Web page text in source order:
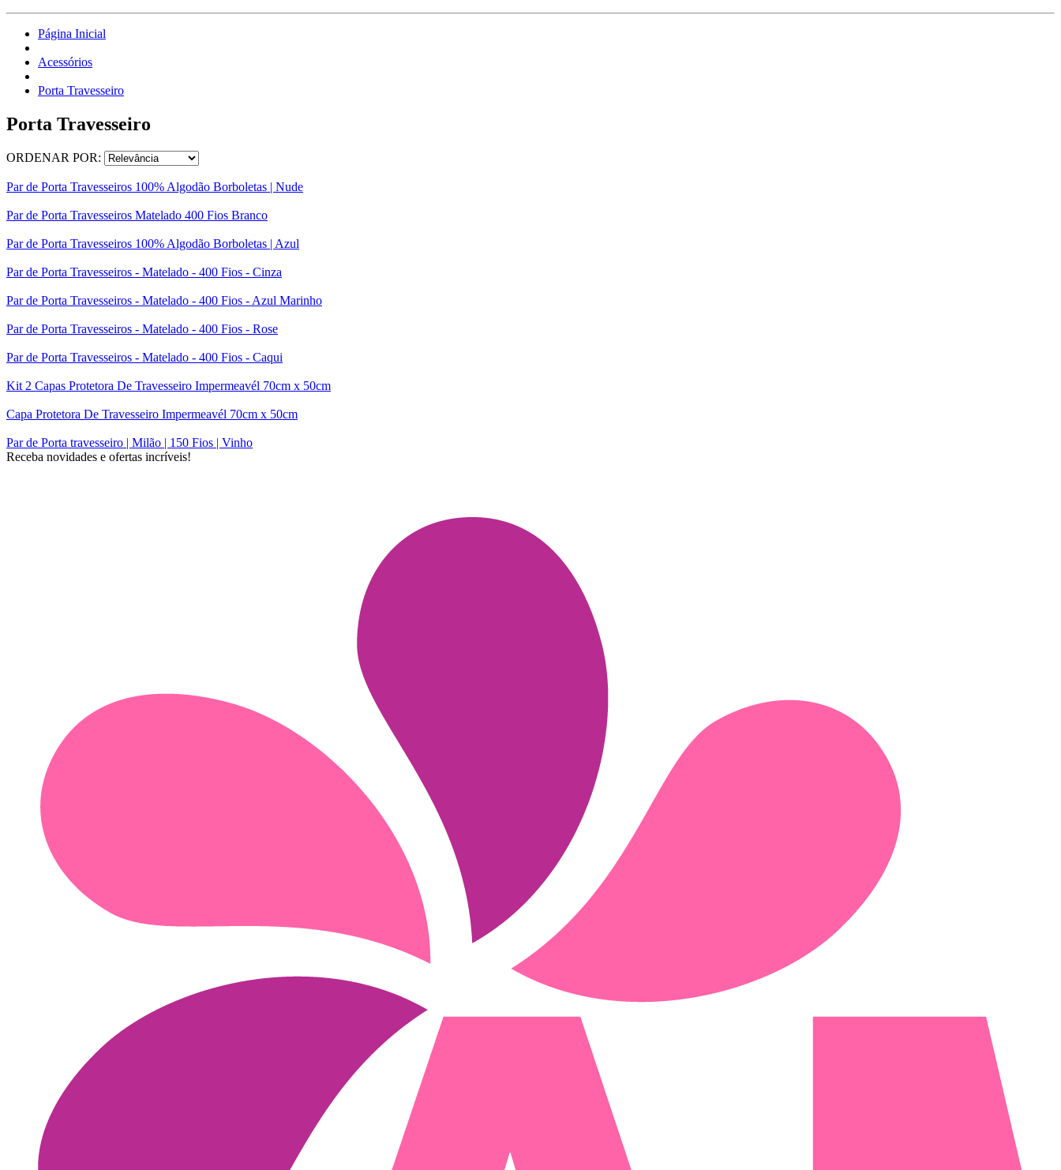
Página Inicial
Acessórios
Porta Travesseiro
Porta Travesseiro
ORDENAR POR:
Par de Porta Travesseiros 100% Algodão Borboletas | Nude
Par de Porta Travesseiros Matelado 400 Fios Branco
Par de Porta Travesseiros 100% Algodão Borboletas | Azul
Par de Porta Travesseiros - Matelado - 400 Fios - Cinza
Par de Porta Travesseiros - Matelado - 400 Fios - Azul Marinho
Par de Porta Travesseiros - Matelado - 400 Fios - Rose
Par de Porta Travesseiros - Matelado - 400 Fios - Caqui
Kit 2 Capas Protetora De Travesseiro Impermeavél 70cm x 50cm
Capa Protetora De Travesseiro Impermeavél 70cm x 50cm
Par de Porta travesseiro | Milão | 150 Fios | Vinho
Receba novidades e ofertas incríveis!